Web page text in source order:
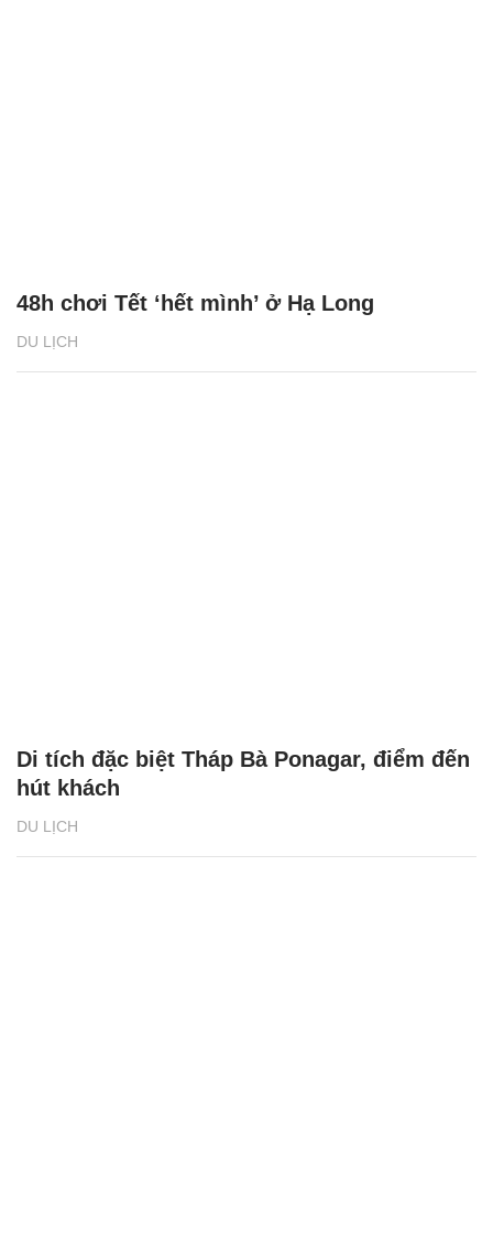
DU LỊCH
48h chơi Tết ‘hết mình’ ở Hạ Long
DU LỊCH
Di tích đặc biệt Tháp Bà Ponagar, điểm đến
hút khách